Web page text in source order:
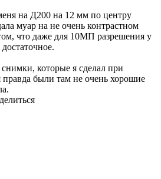
на Д200 на 12 мм по центру
муар на не очень контрастном
что даже для 10МП разрешения у
которые я сделал при
были там не очень хорошие